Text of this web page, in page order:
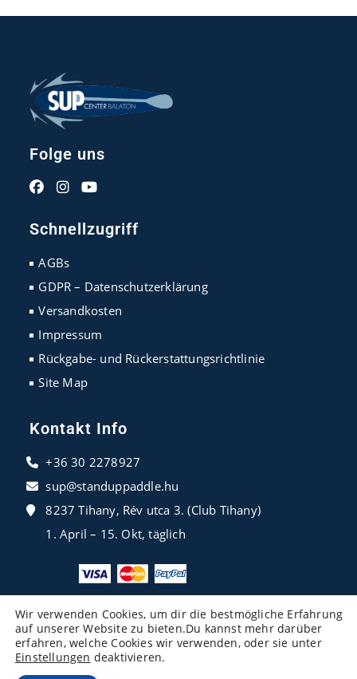
Folge uns
in
a
new
a
new
in
a
Schnellzugriff
AGBs
GDPR – Datenschutzerklärung
Versandkosten
Impressum
Rückgabe- und Rückerstattungsrichtlinie
Site Map
Kontakt Info
+36 30 2278927
sup@standuppaddle.hu
8237 Tihany, Rév utca 3. (Club Tihany)
1. April – 15. Okt, täglich
Wir verwenden Cookies, um dir die bestmögliche Erfahrung
auf unserer Website zu bieten.Du kannst mehr darüber
erfahren, welche Cookies wir verwenden, oder sie unter
Einstellungen deaktivieren.